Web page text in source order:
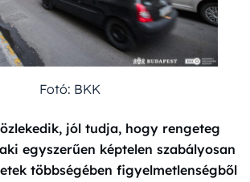
Fotó: BKK
jól tudja, hogy rengeteg
egyszerűen képtelen szabályosan
többségében figyelmetlenségből